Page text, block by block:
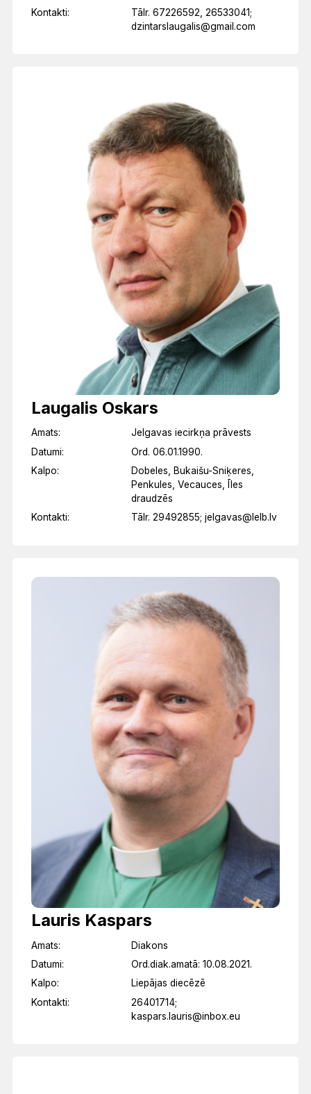
Kontakti:
Tālr. 67226592, 26533041;
dzintarslaugalis@gmail.com
Laugalis Oskars
Amats:
Jelgavas iecirkņa prāvests
Datumi:
Ord. 06.01.1990.
Kalpo:
Dobeles, Bukaišu-Sniķeres,
Penkules, Vecauces, Īles
draudzēs
Kontakti:
Tālr. 29492855; jelgavas@lelb.lv
Lauris Kaspars
Amats:
Diakons
Datumi:
Ord.diak.amatā: 10.08.2021.
Kalpo:
Liepājas diecēzē
Kontakti:
26401714;
kaspars.lauris@inbox.eu